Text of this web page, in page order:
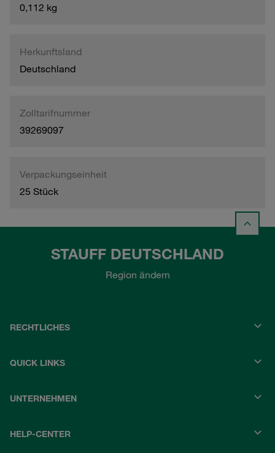
0,112 kg
Herkunftsland
Deutschland
Zolltarifnummer
39269097
Verpackungseinheit
25 Stück
STAUFF DEUTSCHLAND
Region ändern
RECHTLICHES
QUICK LINKS
UNTERNEHMEN
HELP-CENTER